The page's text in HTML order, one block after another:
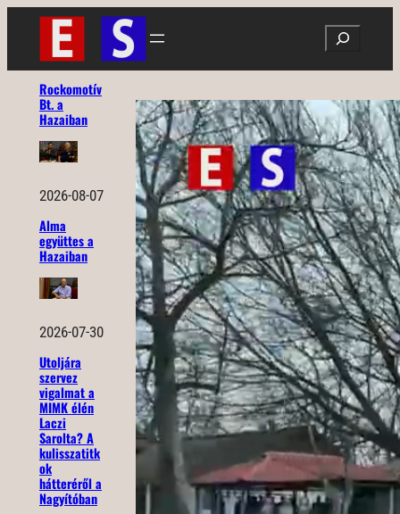
Ugrás
tartalomhoz
Search
Rockomotív
Bt. a
Hazaiban
2026-08-07
Alma
együttes a
Hazaiban
2026-07-30
Utoljára
szervez
vigalmat a
MIMK élén
Laczi
Sarolta? A
kulisszatitk
ok
hátteréről a
Nagyítóban